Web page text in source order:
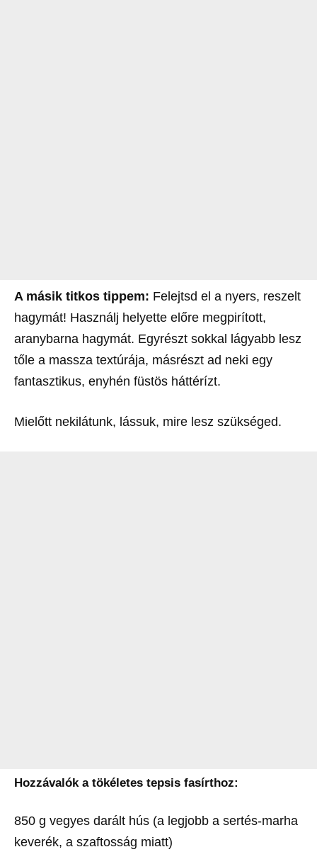
A másik titkos tippem: Felejtsd el a nyers, reszelt
hagymát! Használj helyette előre megpirított,
aranybarna hagymát. Egyrészt sokkal lágyabb lesz
tőle a massza textúrája, másrészt ad neki egy
fantasztikus, enyhén füstös háttérízt.
Mielőtt nekilátunk, lássuk, mire lesz szükséged.
Hozzávalók a tökéletes tepsis fasírthoz:
850 g vegyes darált hús (a legjobb a sertés-marha
keverék, a szaftosság miatt)